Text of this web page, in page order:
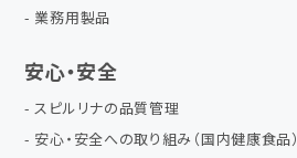
業務用製品
安心・安全
スピルリナの品質管理
安心・安全への取り組み（国内健康食品）